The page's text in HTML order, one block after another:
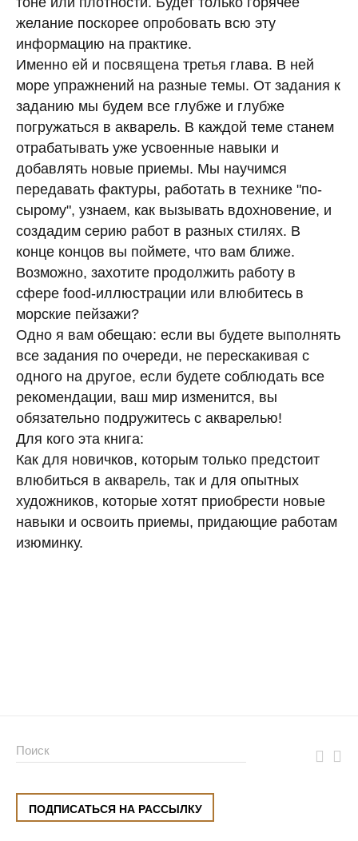
желание поскорее опробовать всю эту
информацию на практике.
Именно ей и посвящена третья глава. В ней
море упражнений на разные темы. От задания к
заданию мы будем все глубже и глубже
погружаться в акварель. В каждой теме станем
отрабатывать уже усвоенные навыки и
добавлять новые приемы. Мы научимся
передавать фактуры, работать в технике "по-
сырому", узнаем, как вызывать вдохновение, и
создадим серию работ в разных стилях. В
конце концов вы поймете, что вам ближе.
Возможно, захотите продолжить работу в
сфере food-иллюстрации или влюбитесь в
морские пейзажи?
Одно я вам обещаю: если вы будете выполнять
все задания по очереди, не перескакивая с
одного на другое, если будете соблюдать все
рекомендации, ваш мир изменится, вы
обязательно подружитесь с акварелью!
Для кого эта книга:
Как для новичков, которым только предстоит
влюбиться в акварель, так и для опытных
художников, которые хотят приобрести новые
навыки и освоить приемы, придающие работам
изюминку.
ПОДПИСАТЬСЯ НА РАССЫЛКУ